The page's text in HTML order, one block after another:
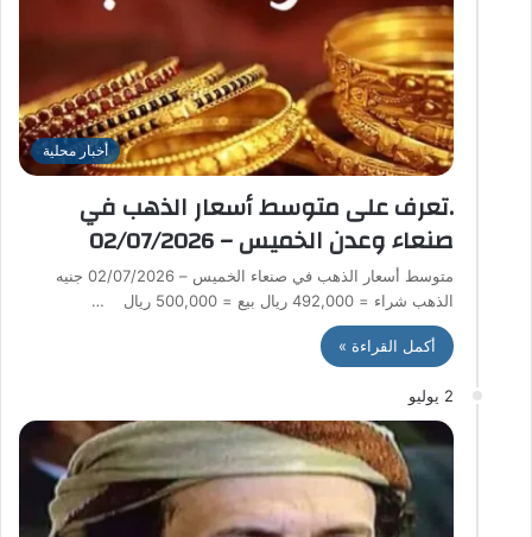
أخبار محلية
.تعرف على متوسط أسعار الذهب في
صنعاء وعدن الخميس – 02/07/2026
متوسط أسعار الذهب في صنعاء الخميس – 02/07/2026 جنيه
الذهب شراء = 492,000 ريال بيع = 500,000 ريال …
أكمل القراءة »
2 يوليو